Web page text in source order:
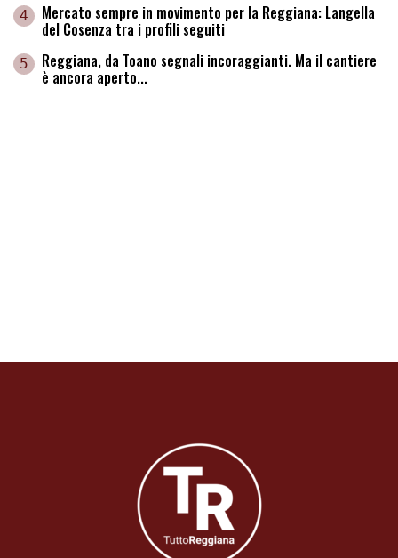
4 Mercato sempre in movimento per la Reggiana: Langella
del Cosenza tra i profili seguiti
5 Reggiana, da Toano segnali incoraggianti. Ma il cantiere
è ancora aperto...